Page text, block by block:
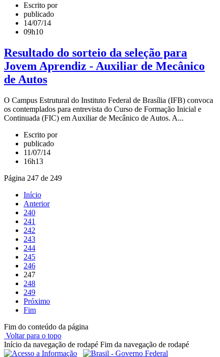
Escrito por
publicado
14/07/14
09h10
Resultado do sorteio da seleção para
Jovem Aprendiz - Auxiliar de Mecânico
de Autos
O Campus Estrutural do Instituto Federal de Brasília (IFB) convoca
os contemplados para entrevista do Curso de Formação Inicial e
Continuada (FIC) em Auxiliar de Mecânico de Autos. A...
Escrito por
publicado
11/07/14
16h13
Página 247 de 249
Início
Anterior
240
241
242
243
244
245
246
247
248
249
Próximo
Fim
Fim do conteúdo da página
Voltar para o topo
Início da navegação de rodapé Fim da navegação de rodapé